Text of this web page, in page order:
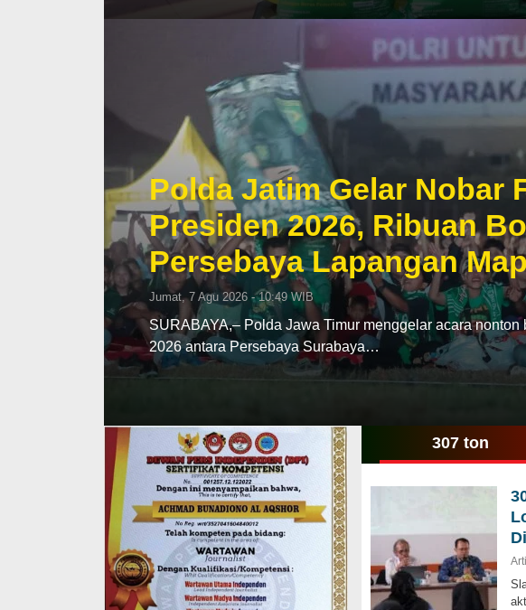
Polda Jatim Gelar Nobar
Presiden 2026, Ribuan
Persebaya Lapangan
Jumat, 7 Agu 2026 - 10:49 WIB
SURABAYA,– Polda Jawa Timur menggelar acara
2026 antara Persebaya Surabaya…
307 ton